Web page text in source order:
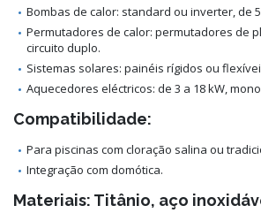
Bombas de calor: standard ou inverter, de 5
Permutadores de calor: permutadores de
circuito duplo.
Sistemas solares: painéis rígidos ou
Aquecedores eléctricos: de 3 a 18 kW,
Compatibilidade:
Para piscinas com cloração salina ou
Integração com domótica.
Materiais: Titânio, aço